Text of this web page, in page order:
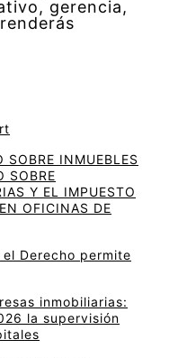
gerencia,
SOBRE INMUEBLES
SOBRE
Y EL IMPUESTO
OFICINAS DE
Derecho permite
inmobiliarias:
la supervisión